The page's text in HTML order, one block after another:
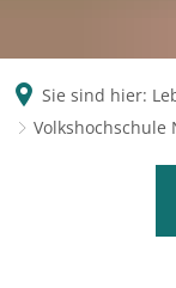
Sie sind hier:
Volkshochschule